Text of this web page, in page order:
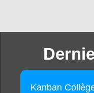
Kanban